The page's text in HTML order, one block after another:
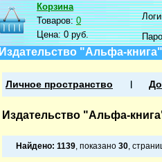
Корзина
Товаров:0
Цена:0 руб.
Издательство "Альфа-книга"
Личное пространство
Издательство "Альфа-
Найдено: 1139, показано 30,